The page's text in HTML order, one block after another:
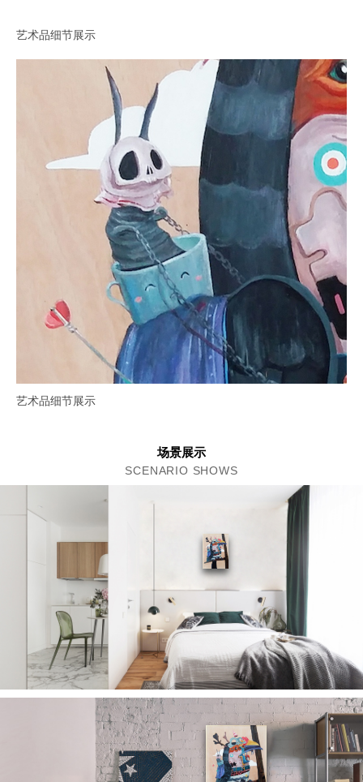
艺术品细节展示
艺术品细节展示
场景展示
SCENARIO SHOWS